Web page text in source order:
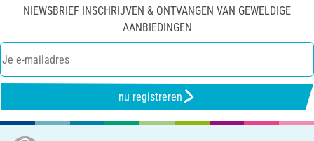
NIEWSBRIEF INSCHRIJVEN & ONTVANGEN VAN GEWELDIGE
AANBIEDINGEN
nu registreren